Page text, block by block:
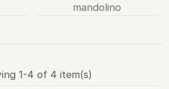
mandolino
1-4 of 4 item(s)